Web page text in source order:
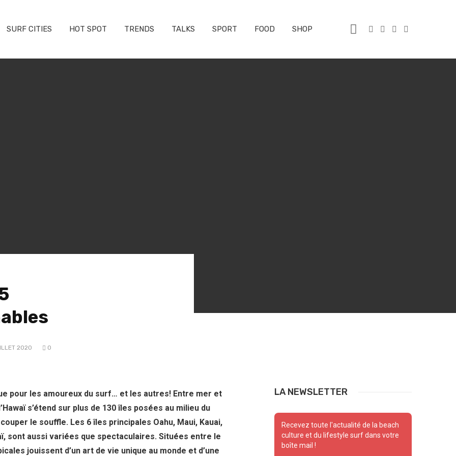
SURF CITIES HOT SPOT TRENDS TALKS SPORT FOOD SHOP
2020 0
pour les amoureux du surf… et les autres! Entre mer et
s’étend sur plus de 130 îles posées au milieu du
le souffle. Les 6 îles principales Oahu, Maui, Kauai,
sont aussi variées que spectaculaires. Situées entre le
jouissent d’un art de vie unique au monde et d’une
LA NEWSLETTER
Recevez toute l'actualité de la beach
culture et du lifestyle surf dans votre
boîte mail !